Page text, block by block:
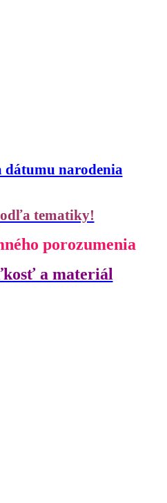
narodenia
tematiky!
porozumenia
a materiál